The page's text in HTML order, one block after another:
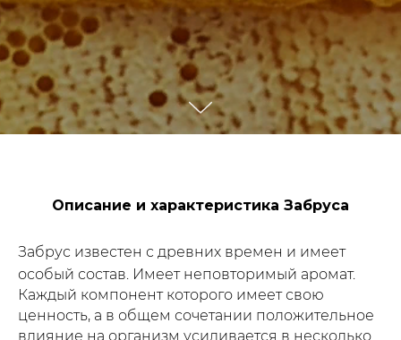
Описание и характеристика Забруса
Забрус известен с древних времен и имеет
особый состав. Имеет неповторимый аромат.
Каждый компонент которого имеет свою
ценность, а в общем сочетании положительное
влияние на организм усиливается в несколько